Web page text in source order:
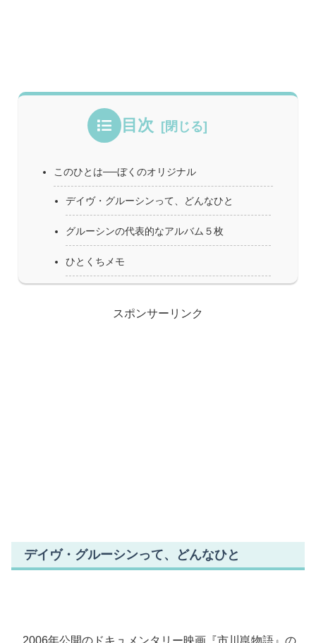
目次
このひとは──ぼくのオリジナル
デイヴ・グルーシンって、どんなひと
グルーシンの代表的なアルバム５枚
ひとくちメモ
スポンサーリンク
デイヴ・グルーシンって、どんなひと